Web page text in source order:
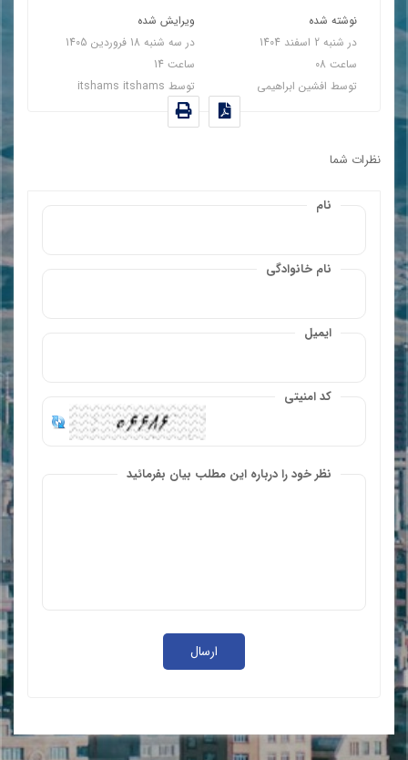
نوشته شده
در شنبه 2 اسفند 1404
ساعت 08
توسط افشین ابراهیمی
ویرایش شده
در سه شنبه 18 فروردين 1405
ساعت 14
توسط itshams itshams
نظرات شما
نام
نام خانوادگی
ایمیل
کد امنیتی
نظر خود را درباره این مطلب بیان بفرمائید